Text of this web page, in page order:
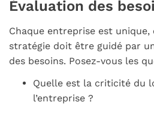
Évaluation des
Chaque entreprise est
stratégie doit être guidé par
des besoins. Posez-vous les
Quelle est la criticité du
l’entreprise ?